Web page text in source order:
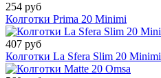
254 руб
Колготки Prima 20 Minimi
407 руб
Колготки La Sfera Slim 20 Minimi